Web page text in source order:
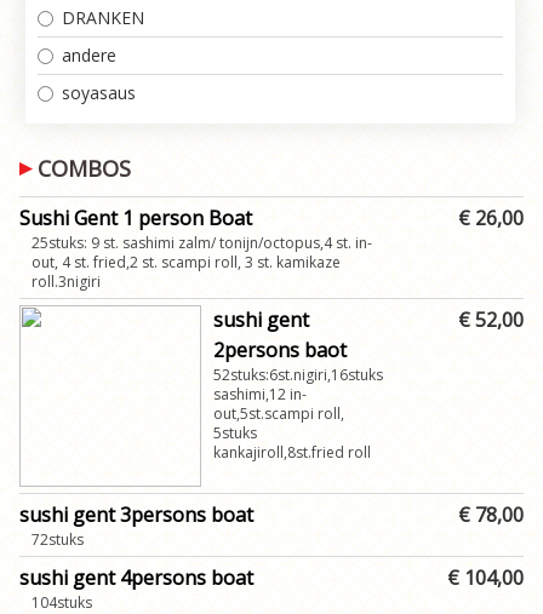
DRANKEN
andere
soyasaus
COMBOS
Sushi Gent 1 person Boat
25stuks: 9 st. sashimi zalm/ tonijn/octopus,4 st. in-
out, 4 st. fried,2 st. scampi roll, 3 st. kamikaze
roll.3nigiri
€ 26,00
sushi gent
2persons baot
52stuks:6st.nigiri,16stuks
sashimi,12 in-
out,5st.scampi roll,
5stuks
kankajiroll,8st.fried roll
€ 52,00
sushi gent 3persons boat
72stuks
€ 78,00
sushi gent 4persons boat
104stuks
€ 104,00